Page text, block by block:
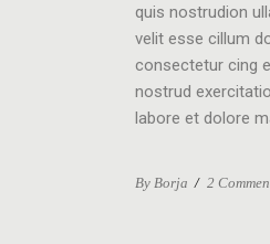
quis nostrudion
velit esse cillum
consectetur cing
nostrud
labore et dolore
By Borja / 2